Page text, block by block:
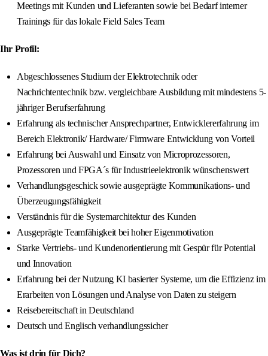
Meetings mit Kunden und Lieferanten sowie bei Bedarf interner
Trainings für das lokale Field Sales Team
Ihr Profil:
Abgeschlossenes Studium der Elektrotechnik oder
Nachrichtentechnik bzw. vergleichbare Ausbildung mit mindestens 5-
jähriger Berufserfahrung
Erfahrung als technischer Ansprechpartner, Entwicklererfahrung im
Bereich Elektronik/ Hardware/ Firmware Entwicklung von Vorteil
Erfahrung bei Auswahl und Einsatz von Microprozessoren,
Prozessoren und FPGA´s für Industrieelektronik wünschenswert
Verhandlungsgeschick sowie ausgeprägte Kommunikations- und
Überzeugungsfähigkeit
Verständnis für die Systemarchitektur des Kunden
Ausgeprägte Teamfähigkeit bei hoher Eigenmotivation
Starke Vertriebs- und Kundenorientierung mit Gespür für Potential
und Innovation
Erfahrung bei der Nutzung KI basierter Systeme, um die Effizienz im
Erarbeiten von Lösungen und Analyse von Daten zu steigern
Reisebereitschaft in Deutschland
Deutsch und Englisch verhandlungssicher
Was ist drin für Dich?